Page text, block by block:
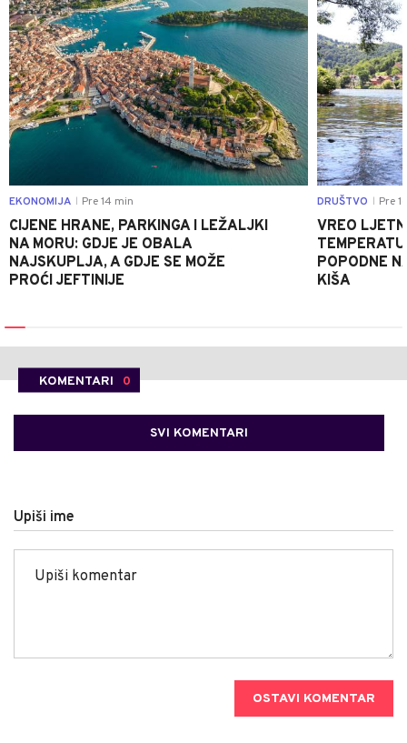
EKONOMIJA Pre 14 min
CIJENE HRANE, PARKINGA I LEŽALJKI
NA MORU: GDJE JE OBALA
NAJSKUPLJA, A GDJE SE MOŽE
PROĆI JEFTINIJE
DRUŠTVO Pre
VREO
POPODNE
KIŠA
KOMENTARI 0
SVI KOMENTARI
Upiši ime
OSTAVI KOMENTAR